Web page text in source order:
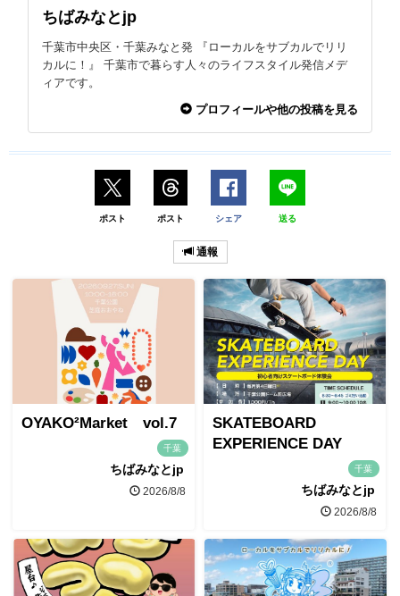
ちばみなとjp
千葉市中央区・千葉みなと発 『ローカルをサブカルでリリ
カルに！』 千葉市で暮らす人々のライフスタイル発信メデ
ィアです。
プロフィールや他の投稿を見る
ポスト ポスト シェア 送る
通報
OYAKO²Market vol.7
千葉
ちばみなとjp
2026/8/8
SKATEBOARD
EXPERIENCE DAY
千葉
ちばみなとjp
2026/8/8